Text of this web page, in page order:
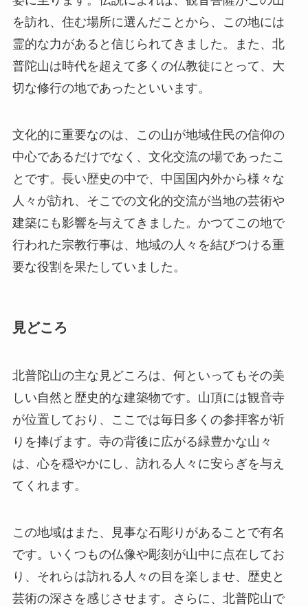
を訪れ、住む場所に選んだことから、この地には
霊的な力があると信じられてきました。また、北
普陀山は時代を超えて多くの仏教徒にとって、大
切な修行の地であったといいます。
文化的に重要なのは、この山が地域住民の信仰の
中心であるだけでなく、文化交流の場であったこ
とです。長い歴史の中で、中国国内外から様々な
人々が訪れ、そこでの文化的交流が当地の芸術や
建築にも影響を与えてきました。かつてこの地で
行われた宗教行事は、地域の人々を結びつける重
要な役割を果たしていました。
見どころ
北普陀山の主な見どころは、何といってもその美
しい自然と歴史的な建築物です。山頂には観音寺
が位置しており、ここでは毎日多くの参拝客が祈
りを捧げます。寺の背後に広がる緑豊かな山々
は、心を穏やかにし、訪れる人々に安らぎを与え
てくれます。
この地域はまた、見事な石彫りがあることで有名
です。いくつもの仏像や彫刻が山中に点在してお
り、それらは訪れる人々の目を楽しませ、歴史と
芸術の深さを感じさせます。さらに、北普陀山で